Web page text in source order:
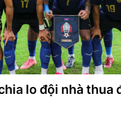
lo đội nhà thua